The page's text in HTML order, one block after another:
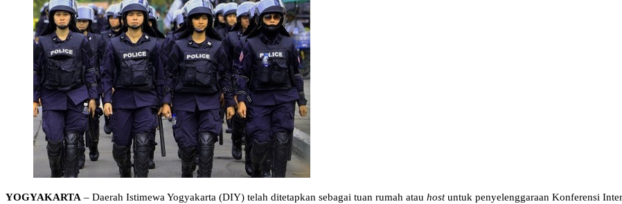
YOGYAKARTA – Daerah Istimewa Yogyakarta (DIY) telah ditetapkan sebagai tuan rumah atau hostuntuk penyelenggaraan Konferensi